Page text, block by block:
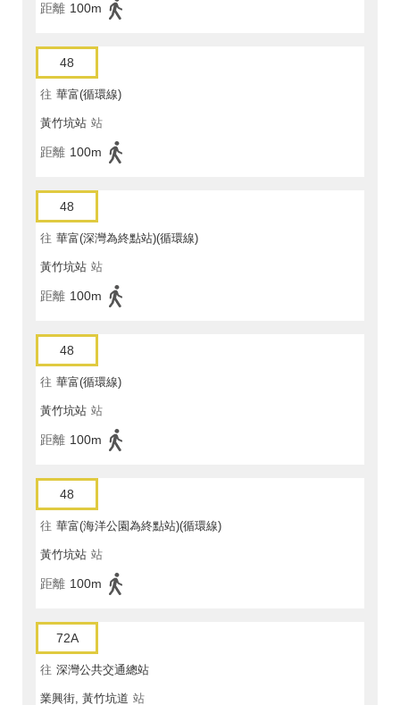
距離 100m
48
往 華富(循環線)
黃竹坑站 站
距離 100m
48
往 華富(深灣為終點站)(循環線)
黃竹坑站 站
距離 100m
48
往 華富(循環線)
黃竹坑站 站
距離 100m
48
往 華富(海洋公園為終點站)(循環線)
黃竹坑站 站
距離 100m
72A
往 深灣公共交通總站
業興街, 黃竹坑道 站